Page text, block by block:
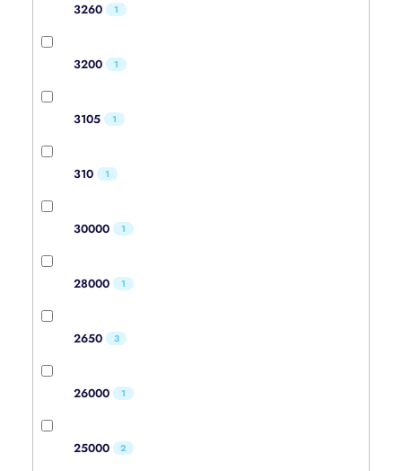
3260 1
3200 1
3105 1
310 1
30000 1
28000 1
2650 3
26000 1
25000 2